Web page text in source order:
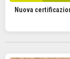
Nuova